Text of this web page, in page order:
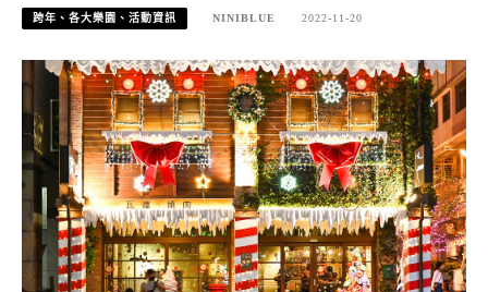
跨年、各大樂園、活動資訊 NINIBLUE 2022-11-20